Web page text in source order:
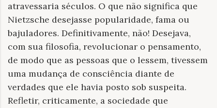
atravessaria séculos. O que não significa que
Nietzsche desejasse popularidade, fama ou
bajuladores. Definitivamente, não! Desejava,
com sua filosofia, revolucionar o pensamento,
de modo que as pessoas que o lessem, tivessem
uma mudança de consciência diante de
verdades que ele havia posto sob suspeita.
Refletir, criticamente, a sociedade que